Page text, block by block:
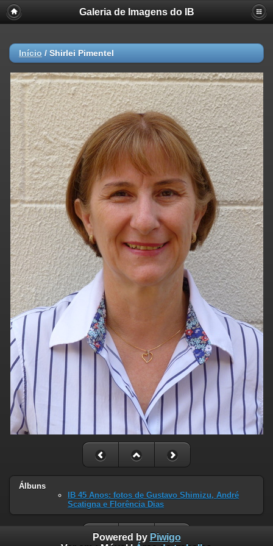
Galeria de Imagens do IB
Início / Shirlei Pimentel
Álbuns
IB 45 Anos: fotos de Gustavo Shimizu, André
Scatigna e Florência Dias
Powered by Piwigo